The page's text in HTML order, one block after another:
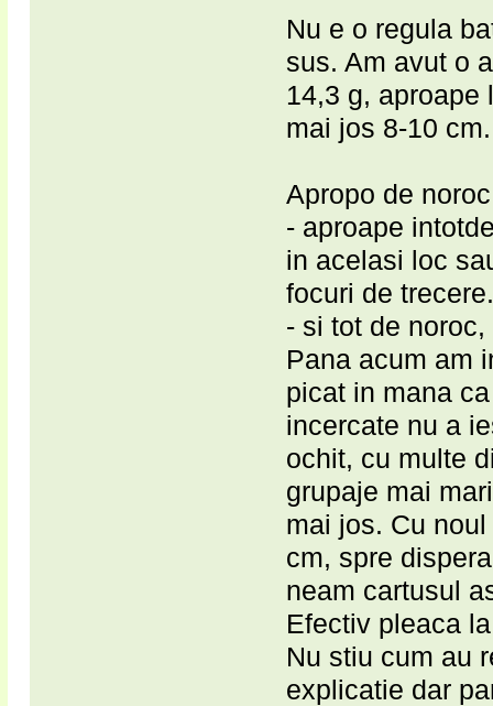
Nu e o regula
sus. Am avut o
14,3 g, aproape
mai jos 8-10 cm.
Apropo de noroc
- aproape
in acelasi loc
focuri de
- si tot de
Pana acum am
picat in mana
incercate nu a
ochit, cu multe
grupaje mai
mai jos. Cu
cm, spre
neam cartusul
Efectiv pleaca
Nu stiu cum au
explicatie dar